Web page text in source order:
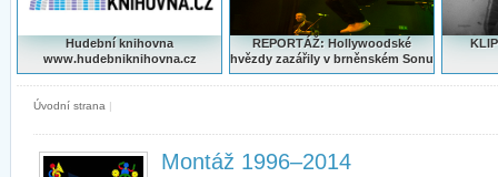
Hudební knihovna
www.hudebniknihovna.cz
REPORTÁŽ: Hollywoodské
hvězdy zazářily v brněnském Sonu
Úvodní strana |
Montáž 1996–2014